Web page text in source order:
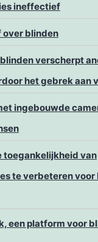
ineffectief
over blinden
verscherpt
het gebrek aan
ingebouwde
toegankelijkheid van
te verbeteren voor
een platform voor